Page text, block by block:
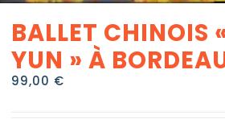
BALLET CHINOIS
YUN » À
99,00 €